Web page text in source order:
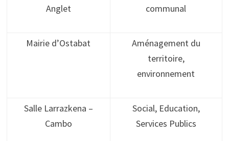
Anglet
communal
Mairie d’Ostabat
Aménagement du
territoire,
environnement
Salle Larrazkena –
Cambo
Social, Education,
Services Publics